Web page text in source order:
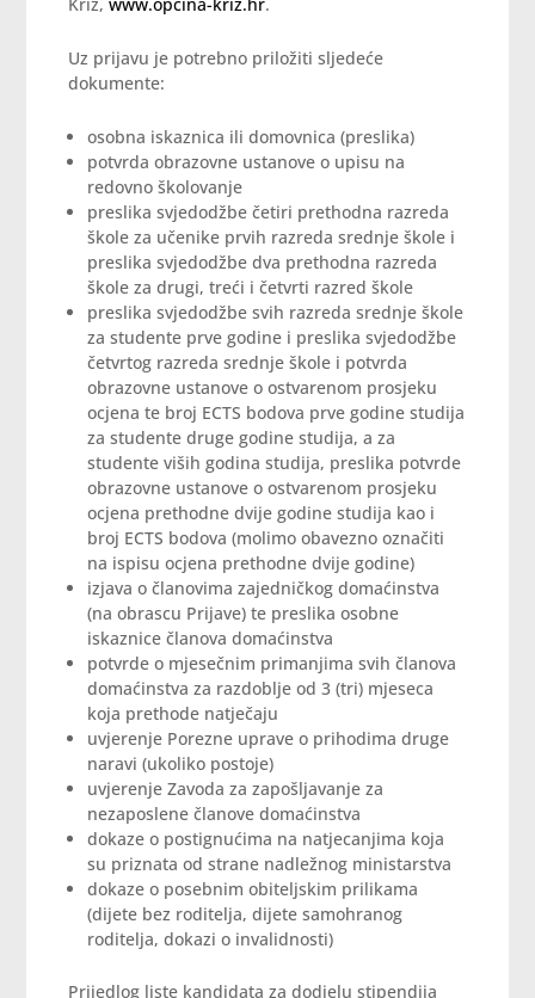
Uz prijavu je potrebno priložiti sljedeće
dokumente:
osobna iskaznica ili domovnica (preslika)
potvrda obrazovne ustanove o upisu na
redovno školovanje
preslika svjedodžbe četiri prethodna razreda
škole za učenike prvih razreda srednje škole i
preslika svjedodžbe dva prethodna razreda
škole za drugi, treći i četvrti razred škole
preslika svjedodžbe svih razreda srednje škole
za studente prve godine i preslika svjedodžbe
četvrtog razreda srednje škole i potvrda
obrazovne ustanove o ostvarenom prosjeku
ocjena te broj ECTS bodova prve godine studija
za studente druge godine studija, a za
studente viših godina studija, preslika potvrde
obrazovne ustanove o ostvarenom prosjeku
ocjena prethodne dvije godine studija kao i
broj ECTS bodova (molimo obavezno označiti
na ispisu ocjena prethodne dvije godine)
izjava o članovima zajedničkog domaćinstva
(na obrascu Prijave) te preslika osobne
iskaznice članova domaćinstva
potvrde o mjesečnim primanjima svih članova
domaćinstva za razdoblje od 3 (tri) mjeseca
koja prethode natječaju
uvjerenje Porezne uprave o prihodima druge
naravi (ukoliko postoje)
uvjerenje Zavoda za zapošljavanje za
nezaposlene članove domaćinstva
dokaze o postignućima na natjecanjima koja
su priznata od strane nadležnog ministarstva
dokaze o posebnim obiteljskim prilikama
(dijete bez roditelja, dijete samohranog
roditelja, dokazi o invalidnosti)
Prijedlog liste kandidata za dodjelu stipendija